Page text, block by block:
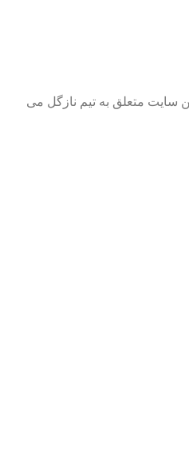
سایت متعلق به تیم نازگل می